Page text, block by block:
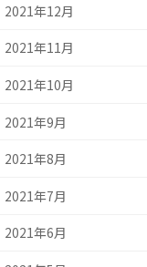
2021年12月
2021年11月
2021年10月
2021年9月
2021年8月
2021年7月
2021年6月